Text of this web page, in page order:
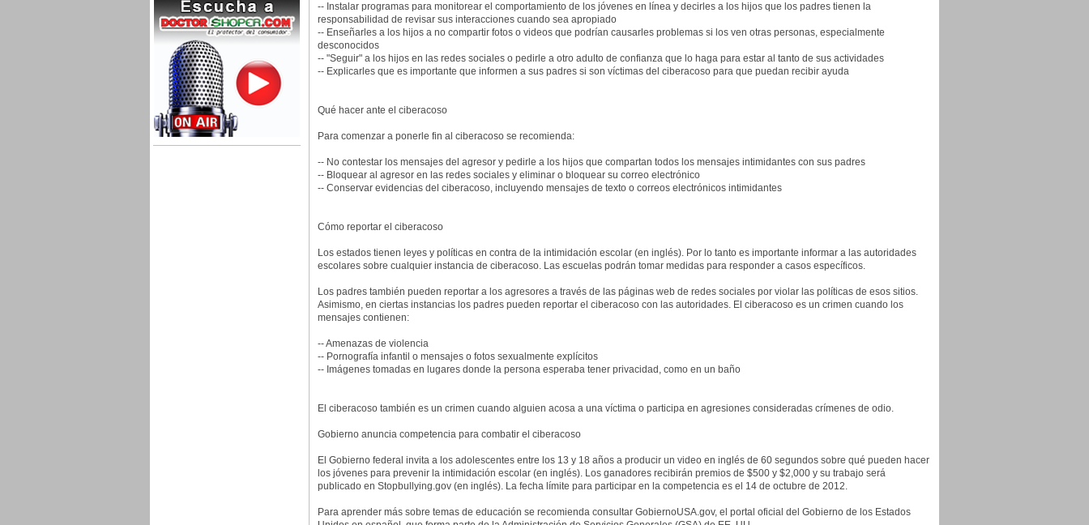
-- Instalar programas para monitorear el comportamiento de los jóvenes en línea y decirles a los hijos que los padres tienen la
responsabilidad de revisar sus interacciones cuando sea apropiado
-- Enseñarles a los hijos a no compartir fotos o videos que podrían causarles problemas si los ven otras personas, especialmente
desconocidos
-- "Seguir" a los hijos en las redes sociales o pedirle a otro adulto de confianza que lo haga para estar al tanto de sus actividades
-- Explicarles que es importante que informen a sus padres si son víctimas del ciberacoso para que puedan recibir ayuda
Qué hacer ante el ciberacoso
Para comenzar a ponerle fin al ciberacoso se recomienda:
-- No contestar los mensajes del agresor y pedirle a los hijos que compartan todos los mensajes intimidantes con sus padres
-- Bloquear al agresor en las redes sociales y eliminar o bloquear su correo electrónico
-- Conservar evidencias del ciberacoso, incluyendo mensajes de texto o correos electrónicos intimidantes
Cómo reportar el ciberacoso
Los estados tienen leyes y políticas en contra de la intimidación escolar (en inglés). Por lo tanto es importante informar a las autoridades
escolares sobre cualquier instancia de ciberacoso. Las escuelas podrán tomar medidas para responder a casos específicos.
Los padres también pueden reportar a los agresores a través de las páginas web de redes sociales por violar las políticas de esos sitios.
Asimismo, en ciertas instancias los padres pueden reportar el ciberacoso con las autoridades. El ciberacoso es un crimen cuando los
mensajes contienen:
-- Amenazas de violencia
-- Pornografía infantil o mensajes o fotos sexualmente explícitos
-- Imágenes tomadas en lugares donde la persona esperaba tener privacidad, como en un baño
El ciberacoso también es un crimen cuando alguien acosa a una víctima o participa en agresiones consideradas crímenes de odio.
Gobierno anuncia competencia para combatir el ciberacoso
El Gobierno federal invita a los adolescentes entre los 13 y 18 años a producir un video en inglés de 60 segundos sobre qué pueden hacer
los jóvenes para prevenir la intimidación escolar (en inglés). Los ganadores recibirán premios de $500 y $2,000 y su trabajo será
publicado en Stopbullying.gov (en inglés). La fecha límite para participar en la competencia es el 14 de octubre de 2012.
Para aprender más sobre temas de educación se recomienda consultar GobiernoUSA.gov, el portal oficial del Gobierno de los Estados